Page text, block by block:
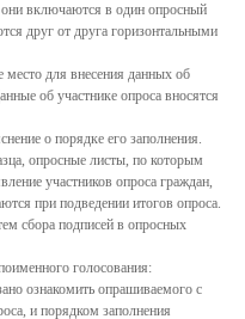
за 1 квартал
за 1 полугодие
включаются в один опросный
друг от друга горизонтальными
для внесения данных об
об участнике опроса вносятся
о порядке его заполнения.
опросные листы, по которым
участников опроса граждан,
при подведении итогов опроса.
сбора подписей в опросных
голосования:
ознакомить опрашиваемого с
и порядком заполнения